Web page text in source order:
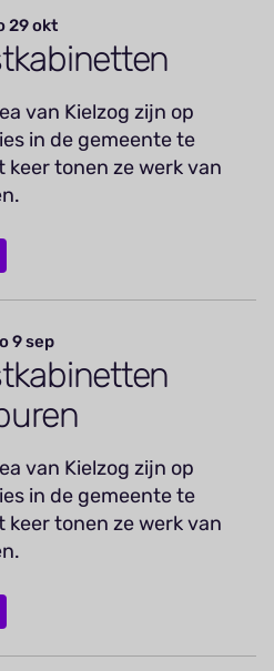
29 okt
van Kielzog zijn op
in de gemeente te
keer tonen ze werk van
9 sep
van Kielzog zijn op
in de gemeente te
keer tonen ze werk van